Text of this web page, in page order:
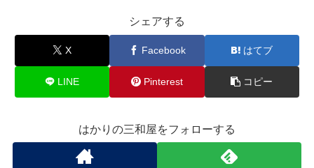
シェアする
X Facebook はてブ
LINE Pinterest コピー
はかりの三和屋をフォローする